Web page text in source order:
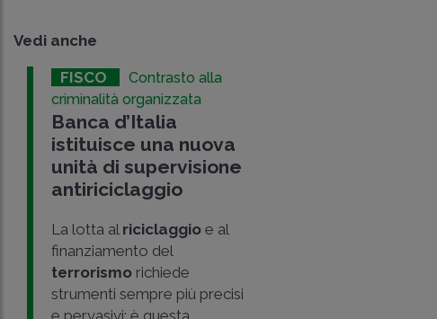
Vedi anche
FISCO
Contrasto alla
criminalità organizzata
Banca d’Italia
istituisce una nuova
unità di supervisione
antiriciclaggio
La lotta al riciclaggio e al
finanziamento del
terrorismo richiede
strumenti sempre più precisi
e pervasivi: è questa,